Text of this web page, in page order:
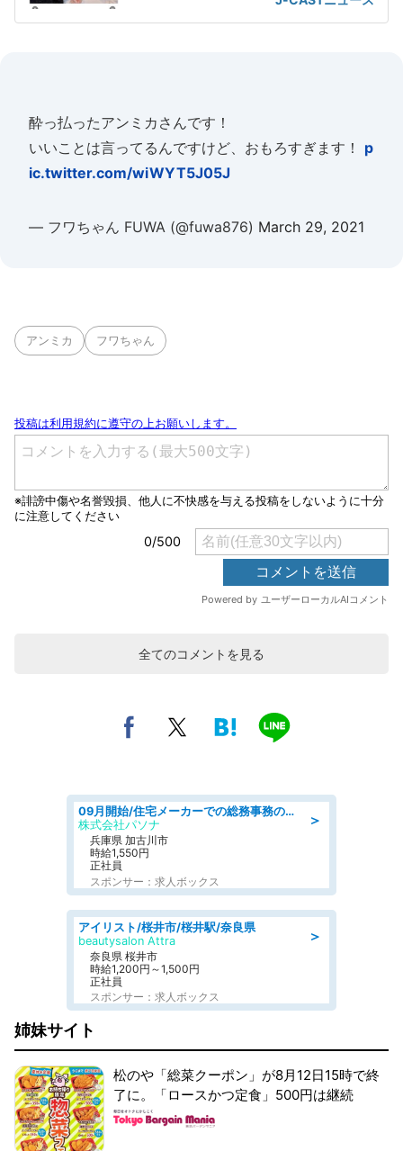
酔っ払ったアンミカさんです！
いいことは言ってるんですけど、おもろすぎます！ p
ic.twitter.com/wiWYT5J05J
— フワちゃん FUWA (@fuwa876) March 29, 2021
アンミカ フワちゃん
全てのコメントを見る
＞
09月開始/住宅メーカーでの総務事務のお仕事/駅近/車通勤可/一般事務/人事労務
株式会社パソナ
兵庫県 加古川市
時給1,550円
正社員
スポンサー：求人ボックス
＞
アイリスト/桜井市/桜井駅/奈良県
beautysalon Attra
奈良県 桜井市
時給1,200円～1,500円
正社員
スポンサー：求人ボックス
姉妹サイト
松のや「総菜クーポン」が8月12日15時で終
了に。「ロースかつ定食」500円は継続